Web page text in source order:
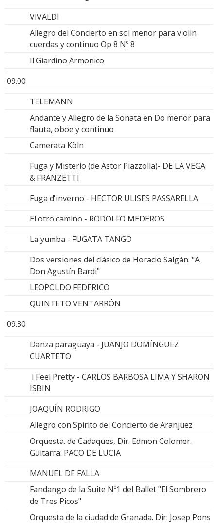
VIVALDI
Allegro del Concierto en sol menor para violin
cuerdas y continuo Op 8 Nº 8
Il Giardino Armonico
09.00
TELEMANN
Andante y Allegro de la Sonata en Do menor para
flauta, oboe y continuo
Camerata Köln
Fuga y Misterio (de Astor Piazzolla)- DE LA VEGA
& FRANZETTI
Fuga d'inverno - HECTOR ULISES PASSARELLA
El otro camino - RODOLFO MEDEROS
La yumba - FUGATA TANGO
Dos versiones del clásico de Horacio Salgán: "A
Don Agustín Bardi"
LEOPOLDO FEDERICO
QUINTETO VENTARRÓN
09.30
Danza paraguaya - JUANJO DOMÍNGUEZ
CUARTETO
I Feel Pretty - CARLOS BARBOSA LIMA Y SHARON
ISBIN
JOAQUÍN RODRIGO
Allegro con Spirito del Concierto de Aranjuez
Orquesta. de Cadaques, Dir. Edmon Colomer.
Guitarra: PACO DE LUCIA
MANUEL DE FALLA
Fandango de la Suite Nº1 del Ballet "El Sombrero
de Tres Picos"
Orquesta de la ciudad de Granada. Dir: Josep Pons